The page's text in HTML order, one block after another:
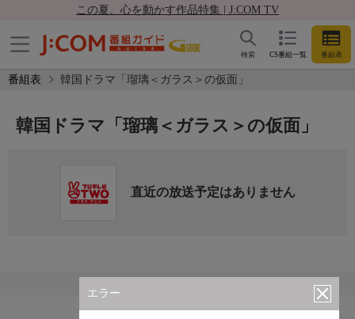
この夏、心を動かす作品特集 | J:COM TV
CS番組一覧 番組表
検索
番組表 韓国ドラマ「瑠璃＜ガラス＞の仮面」
エラー
韓国ドラマ「瑠璃＜ガラス＞の仮面」
直近の放送予定はありません